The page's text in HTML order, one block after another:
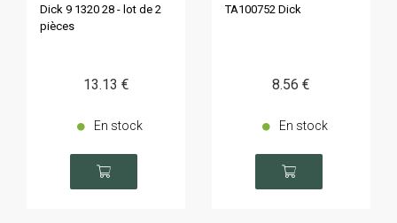
Dick 9 1320 28 - lot de 2
pièces
13.13 €
En stock
TA100752 Dick
8.56 €
En stock